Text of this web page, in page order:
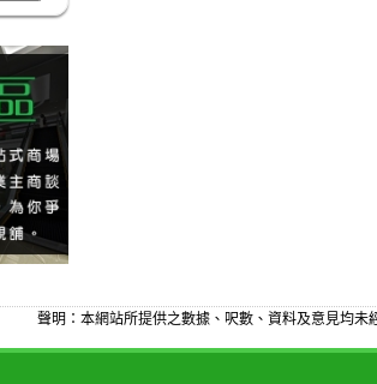
聲明：本網站所提供之數據、呎數、資料及意見均未